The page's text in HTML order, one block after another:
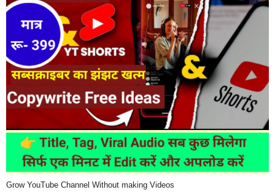
Grow YouTube Channel Without making Videos